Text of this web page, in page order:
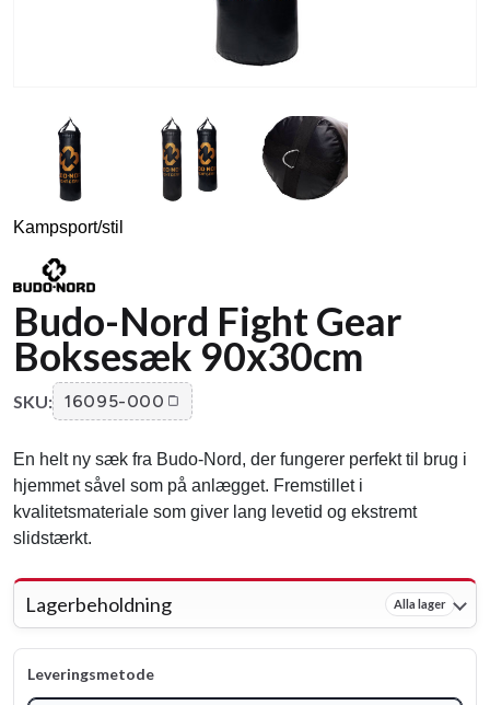
Kampsport/stil
Budo-Nord Fight Gear
Boksesæk 90x30cm
SKU: 16095-000
En helt ny sæk fra Budo-Nord, der fungerer perfekt til brug i
hjemmet såvel som på anlægget. Fremstillet i
kvalitetsmateriale som giver lang levetid og ekstremt
slidstærkt.
Lagerbeholdning Alla lager
Leveringsmetode